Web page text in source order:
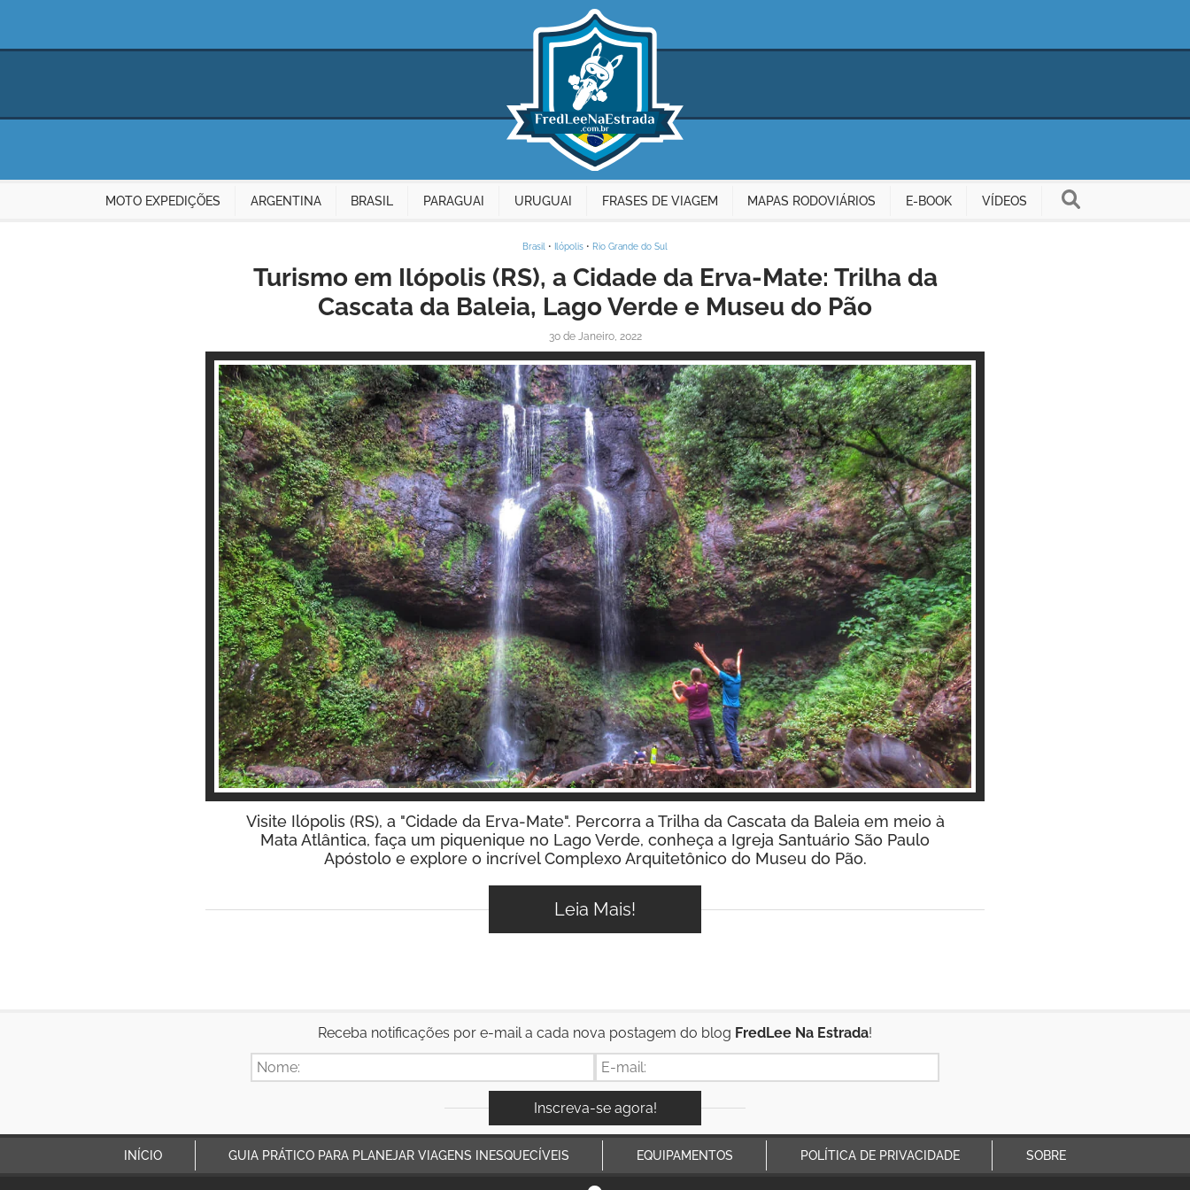
MOTO EXPEDIÇÕES ARGENTINA BRASIL PARAGUAI URUGUAI FRASES DE VIAGEM MAPAS RODOVIÁRIOS E-BOOK VÍDEOS
Brasil • Ilópolis • Rio Grande do Sul
Turismo em Ilópolis (RS), a Cidade da Erva-Mate: Trilha da
Cascata da Baleia, Lago Verde e Museu do Pão
30 de Janeiro, 2022
Inspire-se!
Visite Ilópolis (RS), a "Cidade da Erva-Mate". Percorra a Trilha da Cascata da Baleia em meio à
Mata Atlântica, faça um piquenique no Lago Verde, conheça a Igreja Santuário São Paulo
Apóstolo e explore o incrível Complexo Arquitetônico do Museu do Pão.
Leia Mais!
Receba notificações por e-mail a cada nova postagem do blog FredLee Na Estrada!
INÍCIO GUIA PRÁTICO PARA PLANEJAR VIAGENS INESQUECÍVEIS EQUIPAMENTOS POLÍTICA DE PRIVACIDADE SOBRE